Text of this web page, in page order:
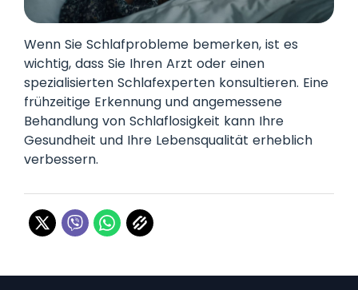
Wenn Sie Schlafprobleme bemerken, ist es
wichtig, dass Sie Ihren Arzt oder einen
spezialisierten Schlafexperten konsultieren. Eine
frühzeitige Erkennung und angemessene
Behandlung von Schlaflosigkeit kann Ihre
Gesundheit und Ihre Lebensqualität erheblich
verbessern.